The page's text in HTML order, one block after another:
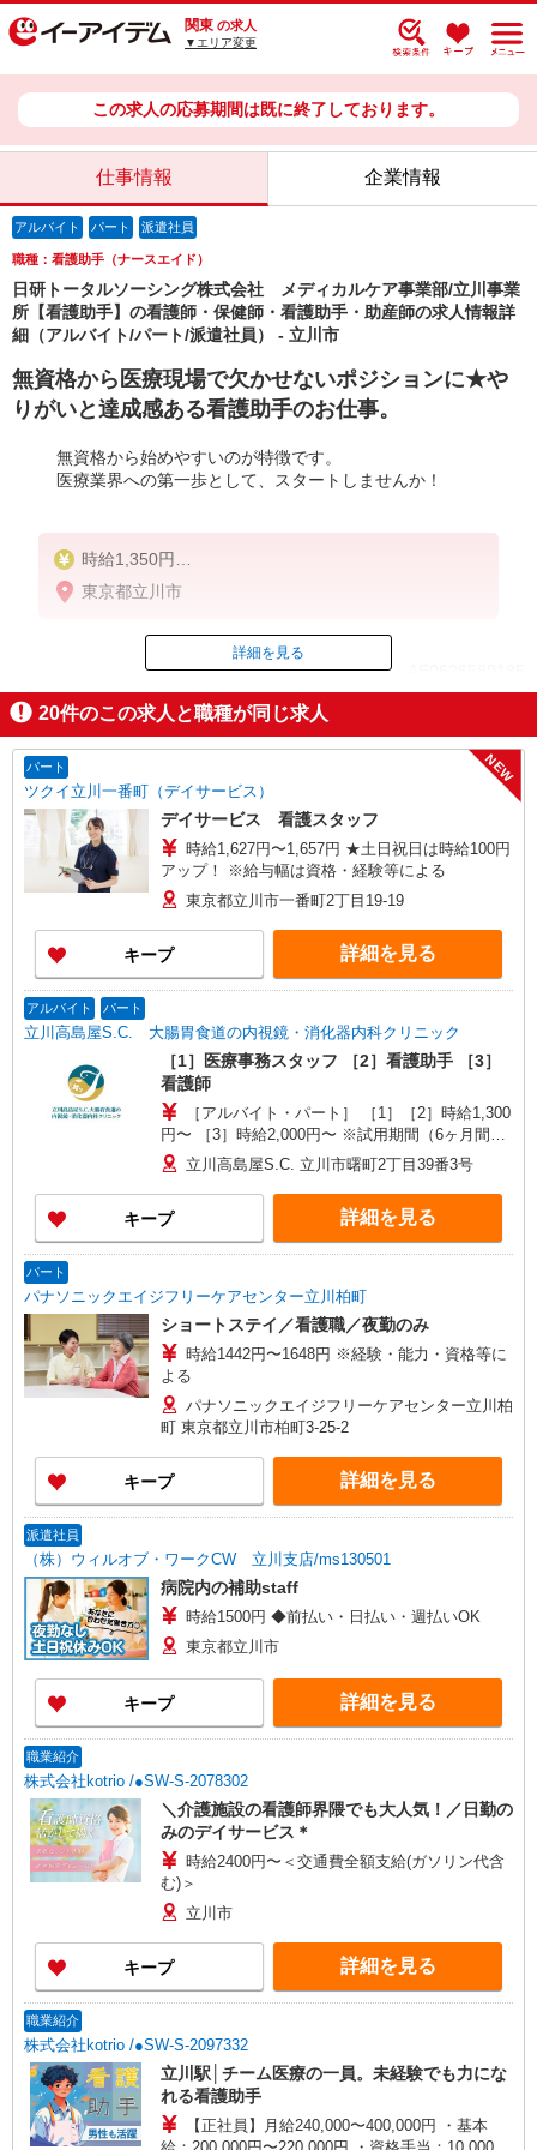
関東 の求人
▼エリア変更
この求人の応募期間は既に終了しております。
仕事情報 企業情報
アルバイト パート 派遣社員
職種：看護助手（ナースエイド）
日研トータルソーシング株式会社 メディカルケア事業部/立川事業
所【看護助手】の看護師・保健師・看護助手・助産師の求人情報詳
細（アルバイト/パート/派遣社員） - 立川市
無資格から医療現場で欠かせないポジションに★や
りがいと達成感ある看護助手のお仕事。
無資格から始めやすいのが特徴です。
医療業界への第一歩として、スタートしませんか！
時給1,350円
★週払いOK（規定あり）
東京都立川市
ID：AE0626580185
掲載期間終了
詳細を見る
20件のこの求人と職種が同じ求人
パート
ツクイ立川一番町（デイサービス）
NEW
デイサービス 看護スタッフ
時給1,627円〜1,657円 ★土日祝日は時給100円
アップ！ ※給与幅は資格・経験等による
東京都立川市一番町2丁目19-19
キープ 詳細を見る
アルバイト パート
立川高島屋S.C. 大腸胃食道の内視鏡・消化器内科クリニック
［1］医療事務スタッフ ［2］看護助手 ［3］
看護師
［アルバイト・パート］ ［1］［2］時給1,300
円〜 ［3］時給2,000円〜 ※試用期間（6ヶ月間）
※経験・能力により優遇します。
立川高島屋S.C. 立川市曙町2丁目39番3号
キープ 詳細を見る
パート
パナソニックエイジフリーケアセンター立川柏町
ショートステイ／看護職／夜勤のみ
時給1442円〜1648円 ※経験・能力・資格等に
よる
パナソニックエイジフリーケアセンター立川柏
町 東京都立川市柏町3-25-2
キープ 詳細を見る
派遣社員
（株）ウィルオブ・ワークCW 立川支店/ms130501
病院内の補助staff
時給1500円 ◆前払い・日払い・週払いOK
東京都立川市
キープ 詳細を見る
職業紹介
株式会社kotrio /●SW-S-2078302
＼介護施設の看護師界隈でも大人気！／日勤の
みのデイサービス＊
時給2400円〜＜交通費全額支給(ガソリン代含
む)＞
立川市
キープ 詳細を見る
職業紹介
株式会社kotrio /●SW-S-2097332
立川駅│チーム医療の一員。未経験でも力にな
れる看護助手
【正社員】月給240,000〜400,000円 ・基本